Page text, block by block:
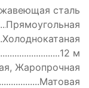
сталь
Прямоугольная
Холоднокатаная
12 м
Жаропрочная
Матовая